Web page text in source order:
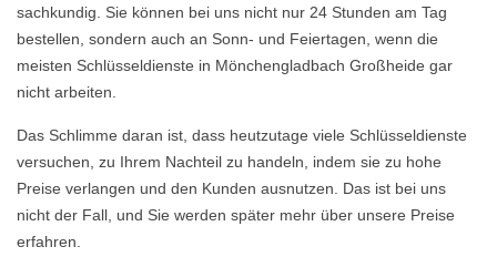
sachkundig. Sie können bei uns nicht nur 24 Stunden am Tag
bestellen, sondern auch an Sonn- und Feiertagen, wenn die
meisten Schlüsseldienste in Mönchengladbach Großheide gar
nicht arbeiten.
Das Schlimme daran ist, dass heutzutage viele Schlüsseldienste
versuchen, zu Ihrem Nachteil zu handeln, indem sie zu hohe
Preise verlangen und den Kunden ausnutzen. Das ist bei uns
nicht der Fall, und Sie werden später mehr über unsere Preise
erfahren.